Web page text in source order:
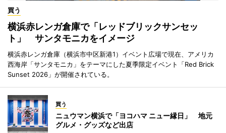
買う
横浜赤レンガ倉庫で「レッドブリックサンセッ
ト」 サンタモニカをイメージ
横浜赤レンガ倉庫（横浜市中区新港1）イベント広場で現在、アメリカ
西海岸「サンタモニカ」をテーマにした夏季限定イベント「Red Brick
Sunset 2026」が開催されている。
買う
ニュウマン横浜で「ヨコハマ ニュー縁日」 地元
グルメ・グッズなど出店